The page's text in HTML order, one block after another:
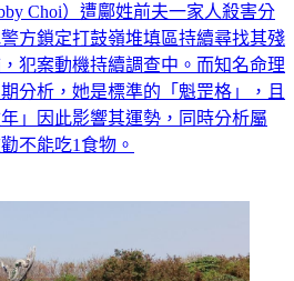
Choi）遭鄺姓前夫一家人殺害分
方鎖定打鼓嶺堆填區持續尋找其殘
犯案動機持續調查中。而知名命理
分析，她是標準的「魁罡格」，且
」因此影響其運勢，同時分析屬
不能吃1食物。